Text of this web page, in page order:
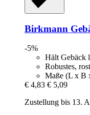
Birkmann
-5%
Hält Gebäck
Robustes,
Maße (L x B
€ 4,83 € 5,09
Zustellung bis 13.